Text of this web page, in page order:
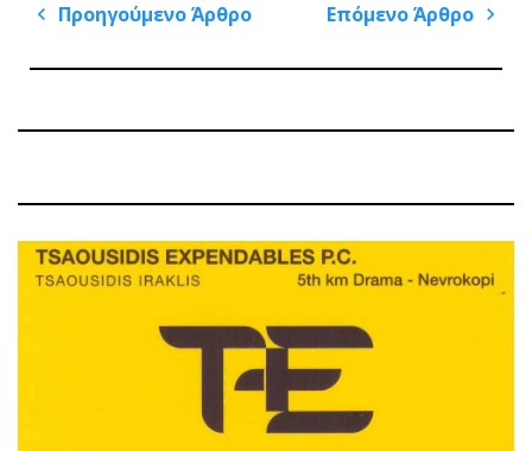
Πλοήγηση
Προηγούμενο Άρθρο
Επόμενο Άρθρο